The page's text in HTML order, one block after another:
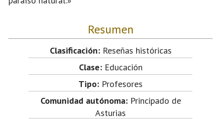
Resumen
Clasificación:Reseñas históricas
Clase:Educación
Tipo: Profesores
Comunidad autónoma:Principado de
Asturias